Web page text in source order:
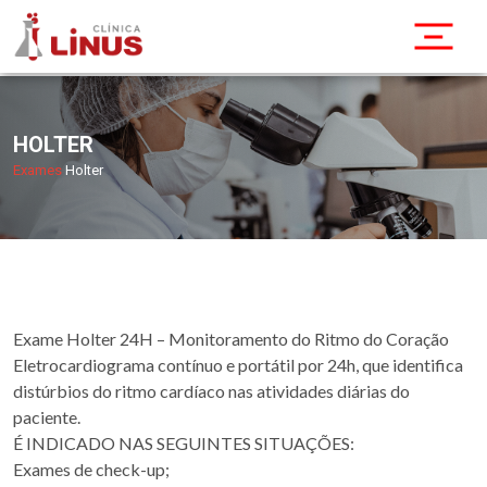
HOLTER
Exames Holter
Exame Holter 24H – Monitoramento do Ritmo do Coração
Eletrocardiograma contínuo e portátil por 24h, que identifica
distúrbios do ritmo cardíaco nas atividades diárias do
paciente.
É INDICADO NAS SEGUINTES SITUAÇÕES:
Exames de check-up;